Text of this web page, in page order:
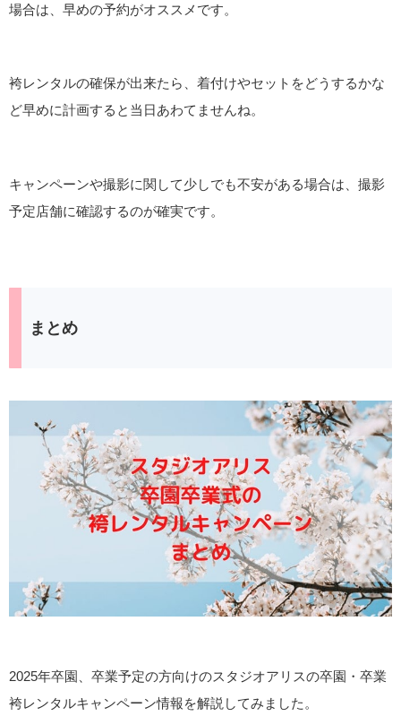
場合は、早めの予約がオススメです。
袴レンタルの確保が出来たら、着付けやセットをどうするかな
ど早めに計画すると当日あわてませんね。
キャンペーンや撮影に関して少しでも不安がある場合は、撮影
予定店舗に確認するのが確実です。
まとめ
2025年卒園、卒業予定の方向けのスタジオアリスの卒園・卒業
袴レンタルキャンペーン情報を解説してみました。